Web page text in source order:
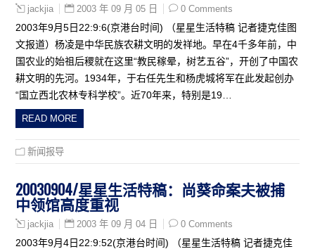
jackjia 2003 年 09 月 05 日 0 Comments
2003年9月5日22:9:6(京港台时间) （星星生活特稿 记者捷克佳图
文报道）杨凌是中华民族农耕文明的发祥地。早在4千多年前，中
国农业的始祖后稷就在这里“教民稼晕，树艺五谷”，开创了中国农
耕文明的先河。1934年，于右任先生和杨虎城将军在此发起创办
“国立西北农林专科学校”。近70年来，特别是19…
READ MORE
新闻报导
20030904/星星生活特稿：尚葵命案夫被捕
中领馆高度重视
jackjia 2003 年 09 月 04 日 0 Comments
2003年9月4日22:9:52(京港台时间) （星星生活特稿 记者捷克佳